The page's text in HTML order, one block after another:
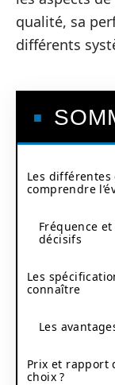
qualité, sa
différents
Les différentes
comprendre
Fréquence
décisifs
Les
connaître
Les
Prix et rapport
choix ?